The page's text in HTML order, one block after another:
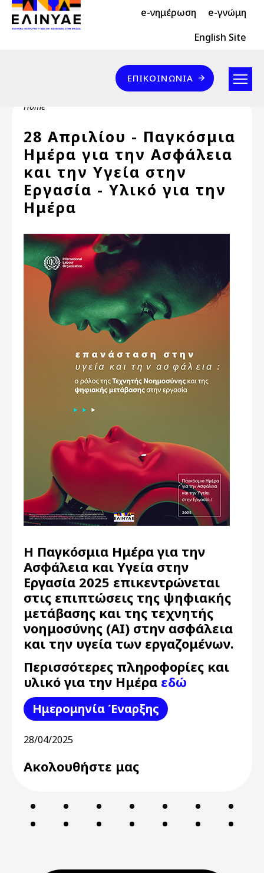
Skip to main content
Header Top 2 e-νημέρωση e-γνώμη
Header Top English Site
Επικοινωνία
ΕΠΙΚΟΙΝΩΝΊΑ
Breadcrumb
Home
28 Απριλίου - Παγκόσμια
Ημέρα για την Ασφάλεια
και την Υγεία στην
Εργασία - Υλικό για την
Ημέρα
Η Παγκόσμια Ημέρα για την
Ασφάλεια και Υγεία στην
Εργασία 2025 επικεντρώνεται
στις επιπτώσεις της ψηφιακής
μετάβασης και της τεχνητής
νοημοσύνης (AI) στην ασφάλεια
και την υγεία των εργαζομένων.
Περισσότερες πληροφορίες και
υλικό για την Ημέρα εδώ
Ημερομηνία Έναρξης
28/04/2025
Ακολουθήστε μας